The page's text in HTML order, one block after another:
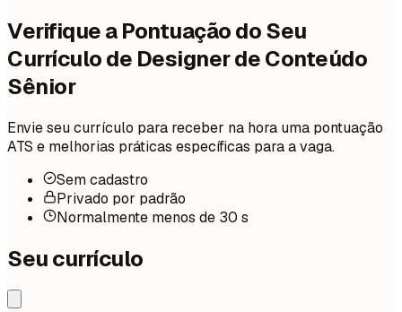
Verifique a Pontuação do Seu
Currículo de Designer de Conteúdo
Sênior
Envie seu currículo para receber na hora uma pontuação
ATS e melhorias práticas específicas para a vaga.
Sem cadastro
Privado por padrão
Normalmente menos de 30 s
Seu currículo